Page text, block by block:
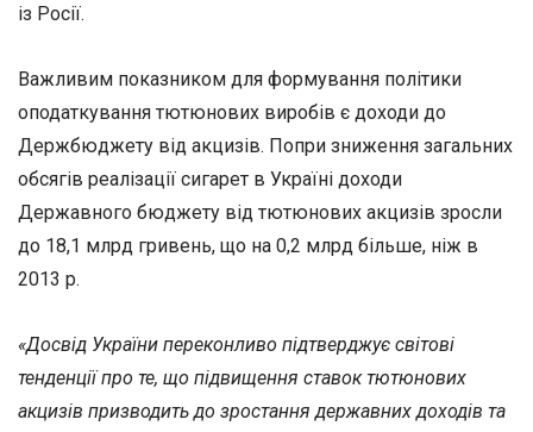
із Росії.
Важливим показником для формування політики
оподаткування тютюнових виробів є доходи до
Держбюджету від акцизів. Попри зниження загальних
обсягів реалізації сигарет в Україні доходи
Державного бюджету від тютюнових акцизів зросли
до 18,1 млрд гривень, що на 0,2 млрд більше, ніж в
2013 р.
«Досвід України переконливо підтверджує світові
тенденції про те, що підвищення ставок тютюнових
акцизів призводить до зростання державних доходів та